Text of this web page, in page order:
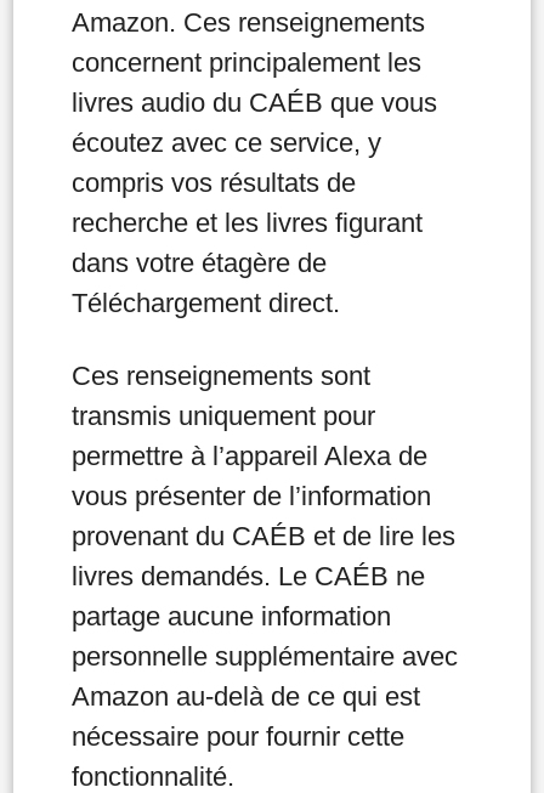
Amazon. Ces renseignements
concernent principalement les
livres audio du CAÉB que vous
écoutez avec ce service, y
compris vos résultats de
recherche et les livres figurant
dans votre étagère de
Téléchargement direct.
Ces renseignements sont
transmis uniquement pour
permettre à l’appareil Alexa de
vous présenter de l’information
provenant du CAÉB et de lire les
livres demandés. Le CAÉB ne
partage aucune information
personnelle supplémentaire avec
Amazon au-delà de ce qui est
nécessaire pour fournir cette
fonctionnalité.